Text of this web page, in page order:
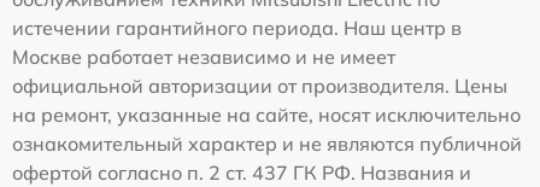
истечении гарантийного периода. Наш центр в
Москве работает независимо и не имеет
официальной авторизации от производителя. Цены
на ремонт, указанные на сайте, носят исключительно
ознакомительный характер и не являются публичной
офертой согласно п. 2 ст. 437 ГК РФ. Названия и